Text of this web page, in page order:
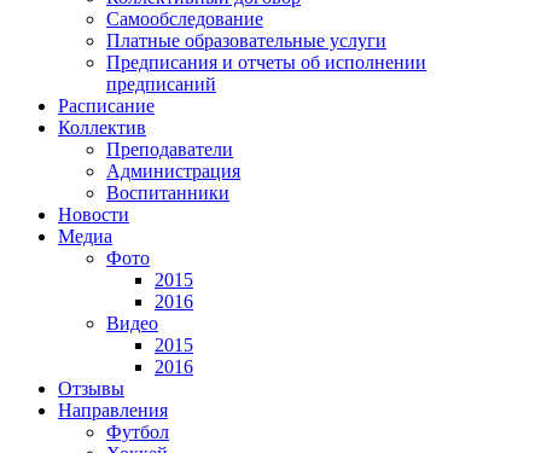
Самообследование
Платные образовательные услуги
Предписания и отчеты об исполнении
предписаний
Расписание
Коллектив
Преподаватели
Администрация
Воспитанники
Новости
Медиа
Фото
2015
2016
Видео
2015
2016
Отзывы
Направления
Футбол